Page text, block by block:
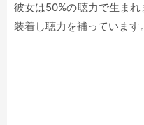
彼女は50%の聴力で生ま
装着し聴力を補っています。